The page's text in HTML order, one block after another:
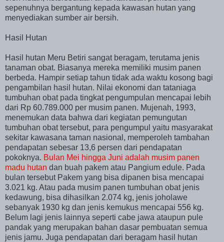
sepenuhnya bergantung kepada kawasan hutan yang
menyediakan sumber air bersih.
Hasil Hutan
Hasil hutan Meru Betiri sangat beragam, terutama jenis
tanaman obat. Biasanya mereka memiliki musim panen
berbeda. Hampir setiap tahun tidak ada waktu kosong bagi
pengambilan hasil hutan. Nilai ekonomi dan tataniaga
tumbuhan obat pada tingkat pengumpulan mencapai lebih
dari Rp 60.789.000 per musim panen. Mujenah, 1993,
menemukan data bahwa dari kegiatan pemungutan
tumbuhan obat tersebut, para pengumpul yaitu masyarakat
sekitar kawasana taman nasional, memperoleh tambahan
pendapatan sebesar 13,6 persen dari pendapatan
pokoknya. Bulan Mei hingga Juni adalah musim panen
madu hutan dan buah pakem atau Pangium edule. Pada
bulan tersebut Pakem yang bisa dipanen bisa mencapai
3.021 kg. Atau pada musim panen tumbuhan obat jenis
kedawung, bisa dihasilkan 2.074 kg, jenis joholawe
sebanyak 1930 kg dan jenis kemukus mencapai 556 kg.
Belum lagi jenis lainnya seperti cabe jawa ataupun pule
pandak yang merupakan bahan dasar pembuatan semua
jenis jamu. Juga pendapatan dari beragam hasil hutan